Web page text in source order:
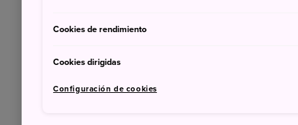
Cookies de rendimiento
Cookies dirigidas
Configuración de cookies